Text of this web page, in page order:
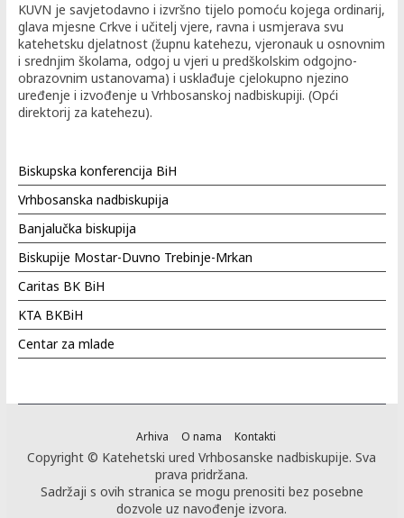
KUVN je savjetodavno i izvršno tijelo pomoću kojega ordinarij,
glava mjesne Crkve i učitelj vjere, ravna i usmjerava svu
katehetsku djelatnost (župnu katehezu, vjeronauk u osnovnim
i srednjim školama, odgoj u vjeri u predškolskim odgojno-
obrazovnim ustanovama) i usklađuje cjelokupno njezino
uređenje i izvođenje u Vrhbosanskoj nadbiskupiji. (Opći
direktorij za katehezu).
Biskupska konferencija BiH
Vrhbosanska nadbiskupija
Banjalučka biskupija
Biskupije Mostar-Duvno Trebinje-Mrkan
Caritas BK BiH
KTA BKBiH
Centar za mlade
Arhiva O nama Kontakti
Copyright © Katehetski ured Vrhbosanske nadbiskupije. Sva
prava pridržana.
Sadržaji s ovih stranica se mogu prenositi bez posebne
dozvole uz navođenje izvora.